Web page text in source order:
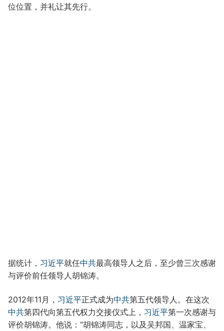
位位置，并礼让其先行。
据统计， 习近平就任中共最高领导人之后，至少曾三次感谢
与评价前任领导人胡锦涛。
2012年11月， 习近平正式成为中共第五代领导人。在这次
中共第四代向第五代权力交接仪式上， 习近平第一次感谢与
评价胡锦涛。他说：“胡锦涛同志，以及吴邦国、温家宝、